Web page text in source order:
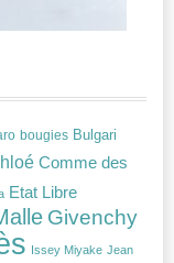
bougies Bulgari
Comme des
Etat Libre
Givenchy
Issey Miyake Jean